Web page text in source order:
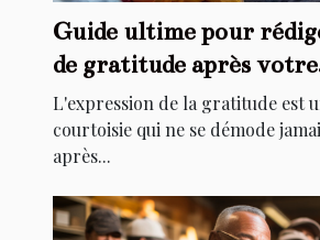
Guide ultime pour
de gratitude après votre
anniversaire
L'expression de la gratitude est
courtoisie qui ne se démode
après...